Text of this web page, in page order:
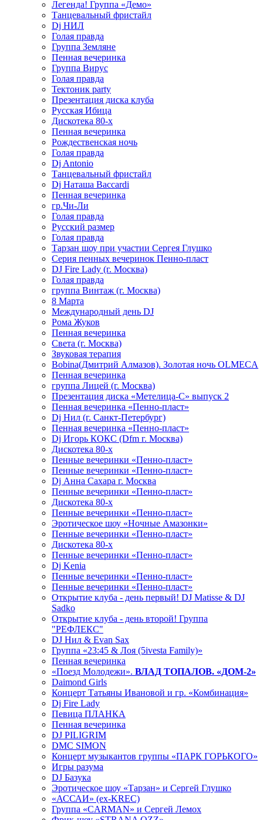
Легенда! Группа «Демо»
Танцевальный фристайл
Dj НИЛ
Голая правда
Группа Земляне
Пенная вечеринка
Группа Вирус
Голая правда
Тектоник party
Презентация диска клуба
Русская Ибица
Дискотека 80-х
Пенная вечеринка
Рождественская ночь
Голая правда
Dj Antonio
Танцевальный фристайл
Dj Наташа Baccardi
Пенная вечеринка
гр.Чи-Ли
Голая правда
Русский размер
Голая правда
Тарзан шоу при участии Сергея Глушко
Серия пенных вечеринок Пенно-пласт
DJ Fire Lady (г. Москва)
Голая правда
группа Винтаж (г. Москва)
8 Марта
Международный день DJ
Рома Жуков
Пенная вечеринка
Света (г. Москва)
Звуковая терапия
Bobina(Дмитрий Алмазов). Золотая ночь OLMECA
Пенная вечеринка
группа Лицей (г. Москва)
Презентация диска «Метелица-С» выпуск 2
Пенная вечеринка «Пенно-пласт»
Dj Нил (г. Санкт-Петербург)
Пенная вечеринка «Пенно-пласт»
Dj Игорь КОКС (Dfm г. Москва)
Дискотека 80-х
Пенные вечеринки «Пенно-пласт»
Пенные вечеринки «Пенно-пласт»
Dj Анна Сахара г. Москва
Пенные вечеринки «Пенно-пласт»
Дискотека 80-х
Пенные вечеринки «Пенно-пласт»
Эротическое шоу «Ночные Амазонки»
Пенные вечеринки «Пенно-пласт»
Дискотека 80-х
Пенные вечеринки «Пенно-пласт»
Dj Kenia
Пенные вечеринки «Пенно-пласт»
Пенные вечеринки «Пенно-пласт»
Открытие клуба - день первый! DJ Matisse & DJ
Sadko
Открытие клуба - день второй! Группа
"РЕФЛЕКС"
DJ Нил & Evan Sax
Группа «23:45 & Лоя (5ivesta Family)»
Пенная вечеринка
«Поезд Молодежи». ВЛАД ТОПАЛОВ. «ДОМ-2»
Daimond Girls
Концерт Татьяны Ивановой и гр. «Комбинация»
Dj Fire Lady
Певица ПЛАНКА
Пенная вечеринка
DJ PILIGRIM
DMC SIMON
Концерт музыкантов группы «ПАРК ГОРЬКОГО»
Игры разума
DJ Базука
Эротическое шоу «Тарзан» и Сергей Глушко
«АССАИ» (ex-KREC)
Группа «CARMAN» и Сергей Лемох